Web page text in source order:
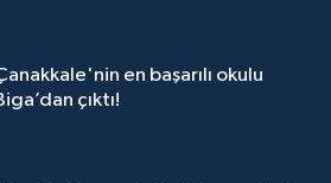
en başarılı okulu
çıktı!